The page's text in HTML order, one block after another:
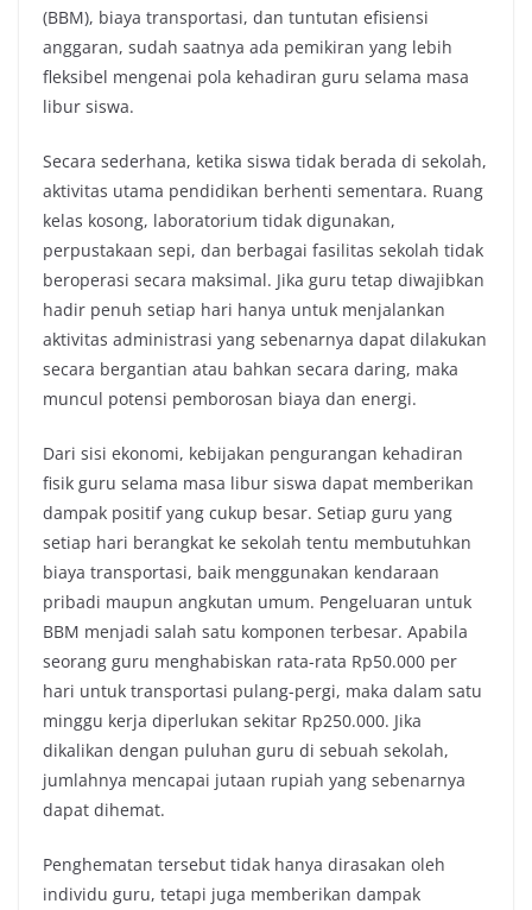
(BBM), biaya transportasi, dan tuntutan efisiensi
anggaran, sudah saatnya ada pemikiran yang lebih
fleksibel mengenai pola kehadiran guru selama masa
libur siswa.
Secara sederhana, ketika siswa tidak berada di sekolah,
aktivitas utama pendidikan berhenti sementara. Ruang
kelas kosong, laboratorium tidak digunakan,
perpustakaan sepi, dan berbagai fasilitas sekolah tidak
beroperasi secara maksimal. Jika guru tetap diwajibkan
hadir penuh setiap hari hanya untuk menjalankan
aktivitas administrasi yang sebenarnya dapat dilakukan
secara bergantian atau bahkan secara daring, maka
muncul potensi pemborosan biaya dan energi.
Dari sisi ekonomi, kebijakan pengurangan kehadiran
fisik guru selama masa libur siswa dapat memberikan
dampak positif yang cukup besar. Setiap guru yang
setiap hari berangkat ke sekolah tentu membutuhkan
biaya transportasi, baik menggunakan kendaraan
pribadi maupun angkutan umum. Pengeluaran untuk
BBM menjadi salah satu komponen terbesar. Apabila
seorang guru menghabiskan rata-rata Rp50.000 per
hari untuk transportasi pulang-pergi, maka dalam satu
minggu kerja diperlukan sekitar Rp250.000. Jika
dikalikan dengan puluhan guru di sebuah sekolah,
jumlahnya mencapai jutaan rupiah yang sebenarnya
dapat dihemat.
Penghematan tersebut tidak hanya dirasakan oleh
individu guru, tetapi juga memberikan dampak